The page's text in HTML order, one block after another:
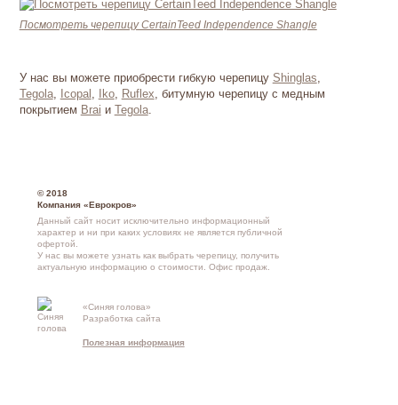
Посмотреть черепицу CertainTeed Independence Shangle
У нас вы можете приобрести гибкую черепицу Shinglas
Tegola, Icopal Iko, Ruflex , битумную черепицу с медным
покрытием Brai и Tegola.
© 2018
Компания «Еврокров»
Данный сайт носит исключительно информационный
характер и ни при каких условиях не является публичной
офертой.
У нас вы можете узнать как выбрать черепицу, получить
актуальную информацию о стоимости.Офис продаж
«Синяя голова»
Разработка сайта
Полезная информация